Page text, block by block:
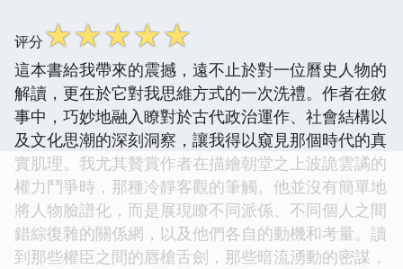
评分☆☆☆☆☆
這本書給我帶來的震撼，遠不止於對一位曆史人物的
解讀，更在於它對我思維方式的一次洗禮。作者在敘
事中，巧妙地融入瞭對於古代政治運作、社會結構以
及文化思潮的深刻洞察，讓我得以窺見那個時代的真
實肌理。我尤其贊賞作者在描繪朝堂之上波詭雲譎的
權力鬥爭時，那種冷靜客觀的筆觸。他並沒有簡單地
將人物臉譜化，而是展現瞭不同派係、不同個人之間
錯綜復雜的關係網，以及他們各自的動機和考量。讀
到那些權臣之間的唇槍舌劍，那些暗流湧動的密謀，